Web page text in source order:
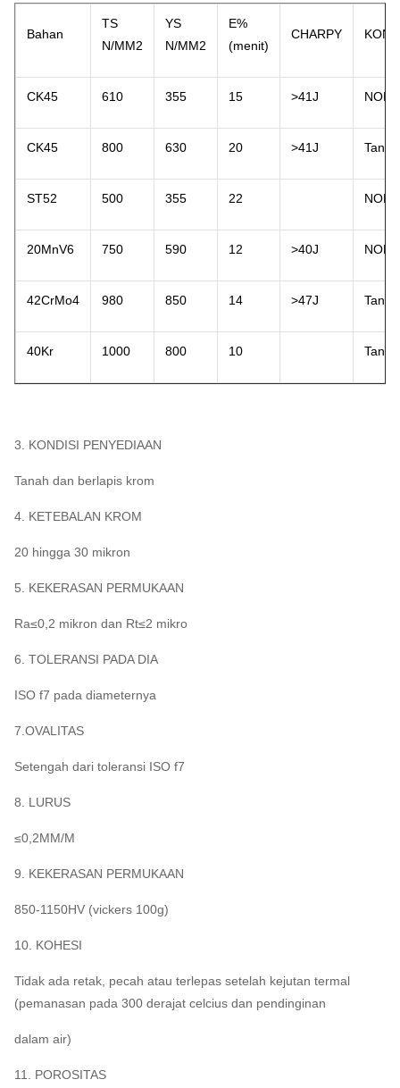
Bahan
TS
N/MM2
YS
N/MM2
E%
(menit)
CHARPY
CK45 610 355 15 >41J
CK45 800 630 20 >41J
ST52 500 355 22
20MnV6 750 590 12 >40J
42CrMo4 980 850 14 >47J
40Kr 1000 800 10
3. KONDISI PENYEDIAAN
Tanah dan berlapis krom
4. KETEBALAN KROM
20 hingga 30 mikron
5. KEKERASAN PERMUKAAN
Ra≤0,2 mikron dan Rt≤2 mikro
6. TOLERANSI PADA DIA
ISO f7 pada diameternya
7.OVALITAS
Setengah dari toleransi ISO f7
8. LURUS
≤0,2MM/M
9. KEKERASAN PERMUKAAN
850-1150HV (vickers 100g)
10. KOHESI
Tidak ada retak, pecah atau terlepas setelah kejutan termal
(pemanasan pada 300 derajat celcius dan pendinginan
dalam air)
11. POROSITAS